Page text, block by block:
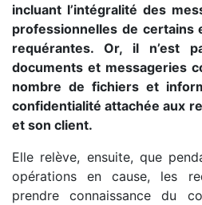
incluant l’intégralité des
professionnelles de certains
requérantes. Or, il n’est
documents et messageries
nombre de fichiers et
confidentialité attachée aux
et son client.
Elle relève, ensuite, que
opérations en cause, les
prendre connaissance du